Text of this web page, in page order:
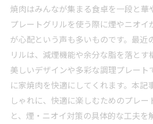
焼肉はみんなが集まる食卓を一段と華
プレートグリルを使う際に煙やニオイ
が心配という声も多いものです。最近
リルは、減煙機能や余分な脂を落とす
美しいデザインや多彩な調理プレート
に家焼肉を快適にしてくれます。本記
しゃれに、快適に楽しむためのプレー
と、煙・ニオイ対策の具体的な工夫を